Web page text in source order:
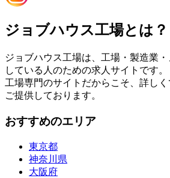
ジョブハウス工場とは？
ジョブハウス工場は、工場・製造業
している人のための求人サイトです。
工場専門のサイトだからこそ、詳し
ご提供しております。
おすすめのエリア
東京都
神奈川県
大阪府